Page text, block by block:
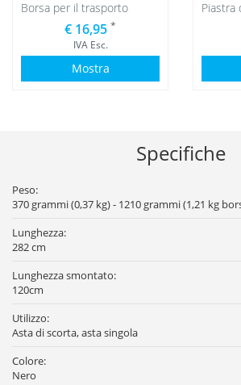
Borsa per il trasporto
€ 16,95 *
IVA Esc.
Mostra
Specifiche
Peso:
370 grammi (0,37 kg) - 1210 grammi (1,21 kg
Lunghezza:
282 cm
Lunghezza smontato:
120cm
Utilizzo:
Asta di scorta, asta singola
Colore:
Nero